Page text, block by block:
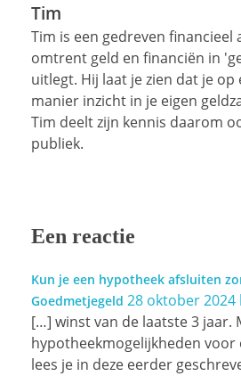
Tim
Tim is een gedreven financieel
omtrent geld en financiën in
uitlegt. Hij laat je zien dat je op
manier inzicht in je eigen
Tim deelt zijn kennis daarom
publiek.
Een reactie
Kun je een hypotheek afsluiten
Goedmetjegeld 28 oktober 2024
[…] winst van de laatste 3 jaar.
hypotheekmogelijkheden
lees je in deze eerder